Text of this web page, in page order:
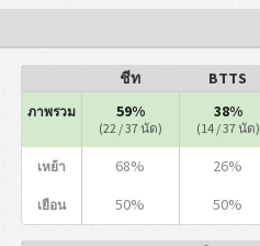
ชีท BTTS
ภาพรวม 59%
(22 / 37 นัด)
38%
(14 / 37 นัด)
เหย้า 68% 26%
เยือน 50% 50%